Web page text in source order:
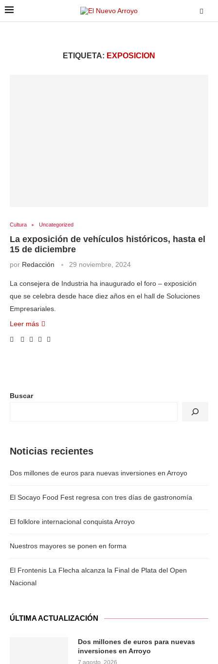
ETIQUETA: EXPOSICION
Cultura Uncategorized
La exposición de vehículos históricos, hasta el
15 de diciembre
por Redacción 29 noviembre, 2024
La consejera de Industria ha inaugurado el foro – exposición
que se celebra desde hace diez años en el hall de Soluciones
Empresariales.
Leer más
Buscar
Noticias recientes
Dos millones de euros para nuevas inversiones en Arroyo
El Socayo Food Fest regresa con tres días de gastronomía
El folklore internacional conquista Arroyo
Nuestros mayores se ponen en forma
El Frontenis La Flecha alcanza la Final de Plata del Open
Nacional
ÚLTIMA ACTUALIZACIÓN
Dos millones de euros para nuevas
inversiones en Arroyo
7 agosto, 2026